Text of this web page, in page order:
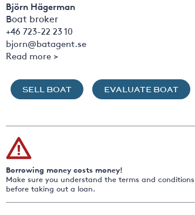
Björn Hägerman
Boat broker
+46 723-22 23 10
bjorn@batagent.se
Read more >
SELL BOAT EVALUATE BOAT
Borrowing money costs money!
Make sure you understand the terms and conditions
before taking out a loan.